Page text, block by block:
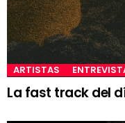
ARTISTAS
La fast track del